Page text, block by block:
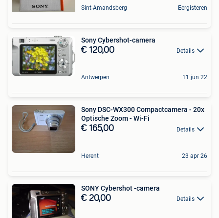
Sint-Amandsberg Eergisteren
Sony Cybershot-camera
€ 120,00 Details
Antwerpen 11 jun 22
Sony DSC-WX300 Compactcamera - 20x
Optische Zoom - Wi-Fi
€ 165,00 Details
Herent 23 apr 26
SONY Cybershot -camera
€ 20,00 Details